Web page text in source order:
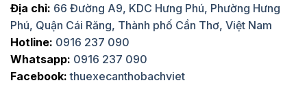
Địa chỉ: 66 Đường A9, KDC Hưng Phú, Phường Hưng
Phú, Quận Cái Răng, Thành phố Cần Thơ, Việt Nam
Hotline: 0916 237 090
Whatsapp: 0916 237 090
Facebook: thuexecanthobachviet